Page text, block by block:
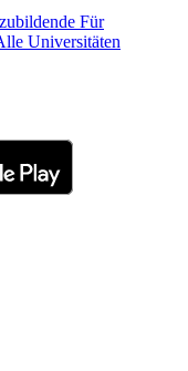
Für
Universitäten